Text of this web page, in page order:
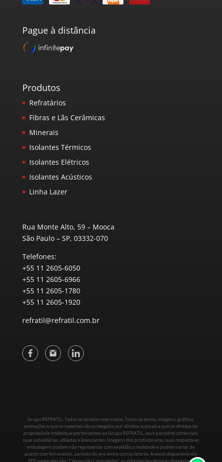
Pague à distância
Produtos
Refratários
Fibras e Lãs Cerâmicas
Minerais
Isolantes Térmicos
Isolantes Elétricos
Isolantes Acústicos
Linha Lazer
Rua Monte Alto, 59 – Mooca
São Paulo – SP, 03332-070
Telefones:
+55 11 2605-6050
+55 11 2605-6966
+55 11 2605-1780
+55 11 2605-1920
refratil@refratil.com.br
Grupo REFRATIL. Todos os direitos reservados. Todos os textos, imagens, gráficos,
animações e outros materiais são protegidos por direitos autorais e outros direitos de
propriedade intelectual pertencentes ao Grupo REFRATIL, seus parceiros comerciais,
suas subsidiárias, afiliadas e licenciantes. Imagens dos produtos e/ou suas respectivas
embalagens podem não representar com exatidão a realidade e podem variar de
acordo com fornecedor, período do ano entre outros fatores. Anexos disponíveis em
PDF neste sitio são "Cópias não Controladas" as informações técnicas disponíveis